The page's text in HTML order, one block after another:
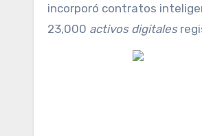
incorporó contratos
23,000 activos digitales